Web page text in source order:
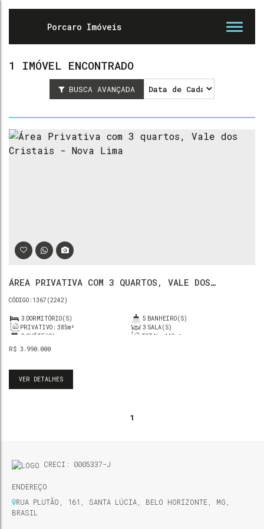
1 IMÓVEL ENCONTRADO
BUSCA AVANÇADA
ÁREA PRIVATIVA COM 3 QUARTOS, VALE DOS
R$ 3.990.000
1367 (2242)
3 DORMITÓRIO(S) 5 BANHEIRO(S)
PRIVATIVO: 385m² 3 SALA(S)
2 SUÍTE(S) TOTAL:
442m²
VER DETALHES
1
CRECI: 0005337-J
ENDEREÇO
RUA PLUTÃO
161 SANTA LÚCIA BELO HORIZONTE MG
BRASIL